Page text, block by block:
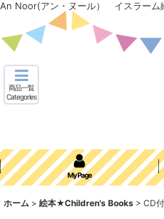
An Noor(アン・ヌール） イスラーム
商品一覧
Categories
My Page
ホーム > 絵本★Children's Books > CD